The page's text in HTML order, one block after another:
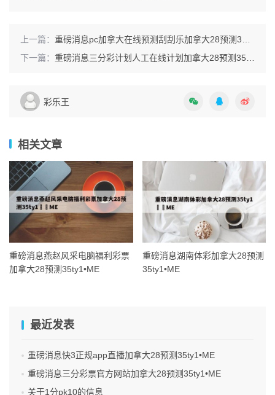
上一篇： 重磅消息pc加拿大在线预测刮刮乐加拿大28预测35ty1 •ME
下一篇： 重磅消息三分彩计划人工在线计划加拿大28预测35ty1 •ME
彩乐王
相关文章
重磅消息燕赵风采电脑福利彩票
加拿大28预测35ty1 •ME
重磅消息湖南体彩加拿大28预测
35ty1 •ME
最近发表
重磅消息快3正规app直播加拿大28预测35ty1 •ME
重磅消息三分彩票官方网站加拿大28预测35ty1 •ME
关于1分pk10的信息